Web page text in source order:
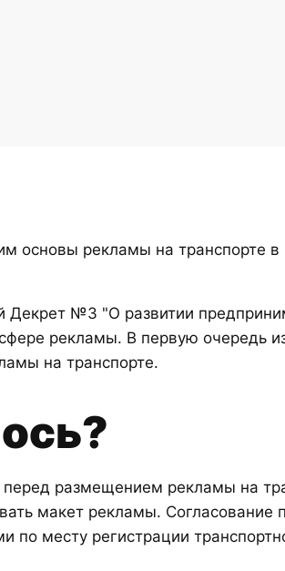
основы рекламы на транспорте в
Декрет №3 "О развитии
рекламы. В первую очередь
на транспорте.
размещением рекламы на
макет рекламы. Согласование
по месту регистрации